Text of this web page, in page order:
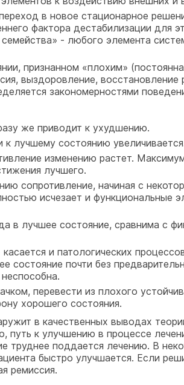
в новое стационарное
фактора дестабилизации для
- любого элемента
признанном «плохим»
выздоровление,
закономерностями
же приводит к ухудшению.
лучшему состоянию
изменению растет.
лучшего.
сопротивление, начиная с
исчезает и функциональные
в лучшее состояние, сравнима с
и патологических
состояние почти без
перевести из плохого
хорошего состояния.
в качественных выводах
путь к улучшению в процессе
труднее поддается лечению. В
быстро улучшается. Если
ремиссия.